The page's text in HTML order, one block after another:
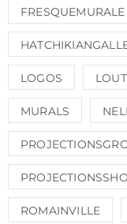
FRESQUEMURALE
LOGOS
MURALS
ROMAINVILLE